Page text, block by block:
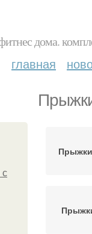
дома.
главная
с
Прыжки